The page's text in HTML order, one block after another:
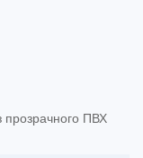
прозрачного ПВХ